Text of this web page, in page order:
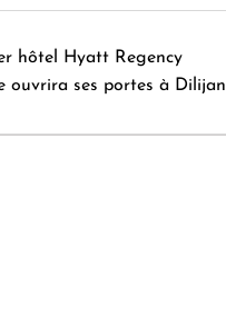
hôtel Hyatt Regency
ouvrira ses portes à Dilijan